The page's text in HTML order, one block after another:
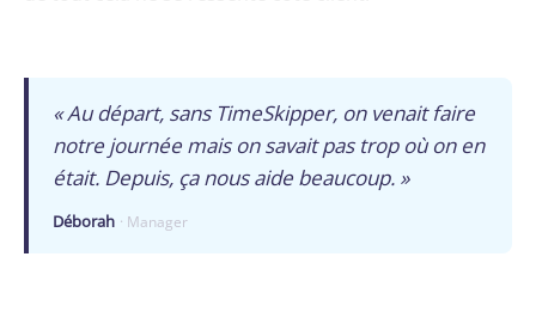
« Au départ, sans TimeSkipper, on venait faire
notre journée mais on savait pas trop où on en
était. Depuis, ça nous aide beaucoup. »
Déborah · Manager